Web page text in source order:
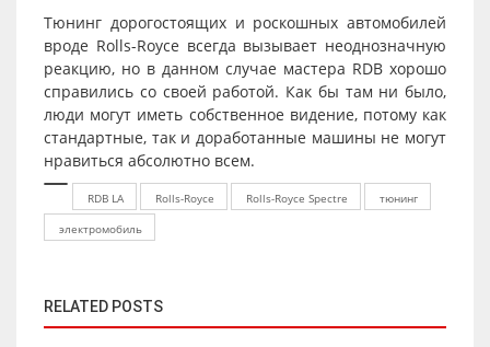
Тюнинг дорогостоящих и роскошных автомобилей
вроде Rolls-Royce всегда вызывает неоднозначную
реакцию, но в данном случае мастера RDB хорошо
справились со своей работой. Как бы там ни было,
люди могут иметь собственное видение, потому как
стандартные, так и доработанные машины не могут
нравиться абсолютно всем.
RDB LA Rolls-Royce Rolls-Royce Spectre
тюнинг
электромобиль
RELATED POSTS